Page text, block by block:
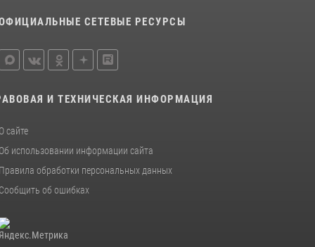
СЕТЕВЫЕ РЕСУРСЫ
И ТЕХНИЧЕСКАЯ ИНФОРМАЦИЯ
О сайте
Об использовании информации сайта
Правила обработки персональных данных
Сообщить об ошибках